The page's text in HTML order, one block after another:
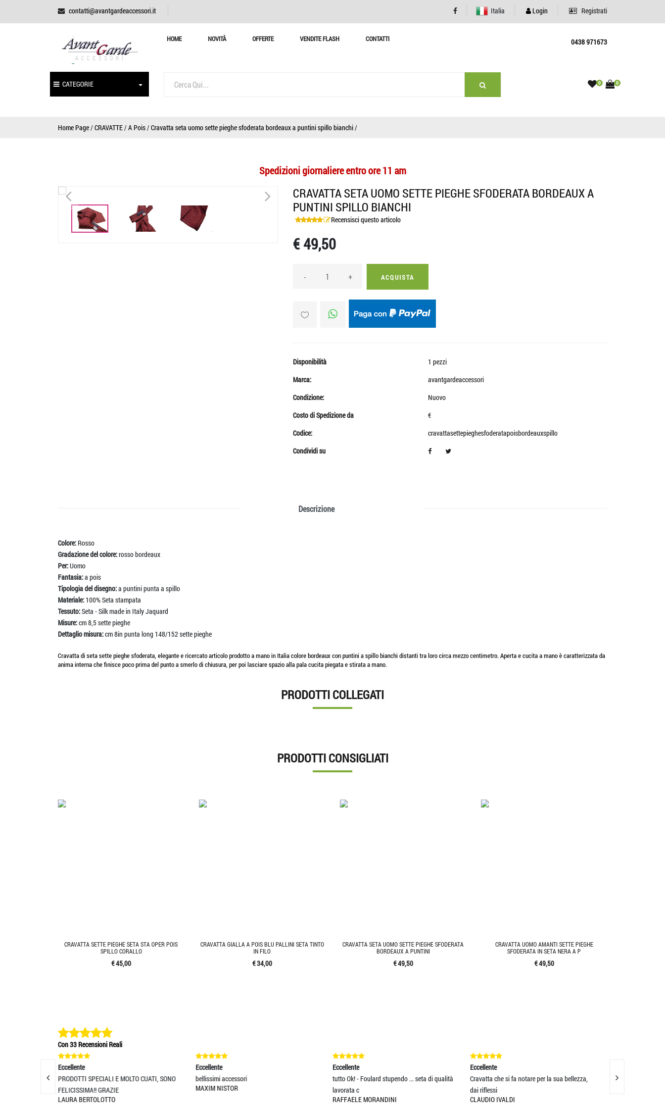
contatti@avantgardeaccessori.it Italia Login Registrati
HOME NOVITÀ OFFERTE VENDITE FLASH CONTATTI 0438 971673
CATEGORIE 0 0
Home Page/CRAVATTE/A Pois/Cravatta seta uomo sette pieghe sfoderata bordeaux a puntini spillo bianchi/
Spedizioni giornaliere entro ore 11 am
< >
CRAVATTA SETA UOMO SETTE PIEGHE SFODERATA BORDEAUX A
PUNTINI SPILLO BIANCHI
Recensisci questo articolo
€ 49,50
- + ACQUISTA
Disponibilità
1 pezzi
Marca:
avantgardeaccessori
Condizione:
Nuovo
Costo di Spedizione da
€
Codice:
cravattasettepieghesfoderatapoisbordeauxspillo
Condividi su
Descrizione
Colore: Rosso
Gradazione del colore:rosso bordeaux
Per:Uomo
Fantasia:a pois
Tipologia del disegno:a puntini punta a spillo
Materiale: 100% Seta stampata
Tessuto:Seta - Silk made in Italy Jaquard
Misure:cm 8,5 sette pieghe
Dettaglio misura:cm 8in punta long 148/152 sette pieghe
Cravatta di seta sette pieghe sfoderata, elegante e ricercato articolo prodotto a mano in Italia colore bordeaux con puntini a spillo bianchi distanti tra loro circa mezzo centimetro. Aperta e cucita a mano è caratterizzata da
anima interna che finisce poco prima del punto a smerlo di chiusura, per poi lasciare spazio alla pala cucita piegata e stirata a mano.
PRODOTTI COLLEGATI
PRODOTTI CONSIGLIATI
CRAVATTA SETTE PIEGHE SETA STA OPER POIS
SPILLO CORALLO
€ 45,00
CRAVATTA GIALLA A POIS BLU PALLINI SETA TINTO
IN FILO
€ 34,00
CRAVATTA SETA UOMO SETTE PIEGHE SFODERATA
BORDEAUX A PUNTINI
€ 49,50
CRAVATTA UOMO AMANTI SETTE PIEGHE
SFODERATA IN SETA NERA A P
€ 49,50
Con 33 Recensioni Reali
E MOLTO CUATI, SONO
Eccellente
bellissimi accessori
MAXIM NISTOR
Eccellente
tutto Ok! - Foulard stupendo ... seta di qualità
lavorata c
Eccellente
Cravatta che si fa notare per la sua bellezza,
dai riflessi
CLAUDIO IVALDI
Eccellente
Servizio impeccabile e merce come da
descrizione! Portale pe
MIRCO